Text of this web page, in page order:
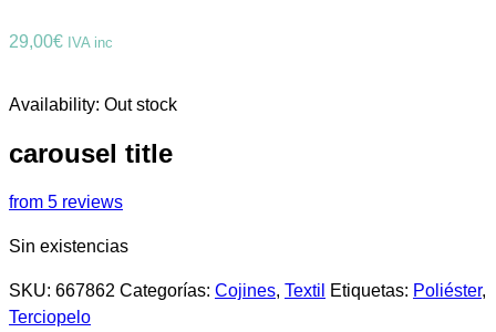
29,00€ IVA inc
Availability: Out stock
carousel title
from 5 reviews
Sin existencias
SKU: 667862 Categorías: Cojines, Textil Etiquetas: Poliéster,
Terciopelo